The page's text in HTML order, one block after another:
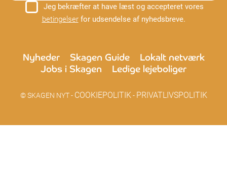
Jeg bekræfter at have læst og accepteret vores
betingelserfor udsendelse af nyhedsbreve.
Nyheder Skagen Guide
Lokalt netværk
Jobs i Skagen
Ledige lejeboliger
© SKAGEN NYT - COOKIEPOLITIK- PRIVATLIVSPOLITIK